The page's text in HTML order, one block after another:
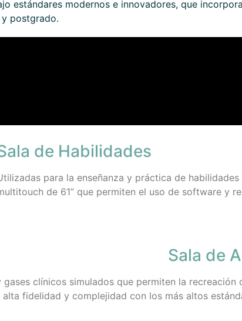
estándares modernos e innovadores, que
postgrado.
de Habilidades
para la enseñanza y práctica de
de 61” que permiten el uso de software y
Sala de
clínicos simulados que permiten la recreación
fidelidad y complejidad con los más altos